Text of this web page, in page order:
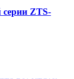
ZTS-